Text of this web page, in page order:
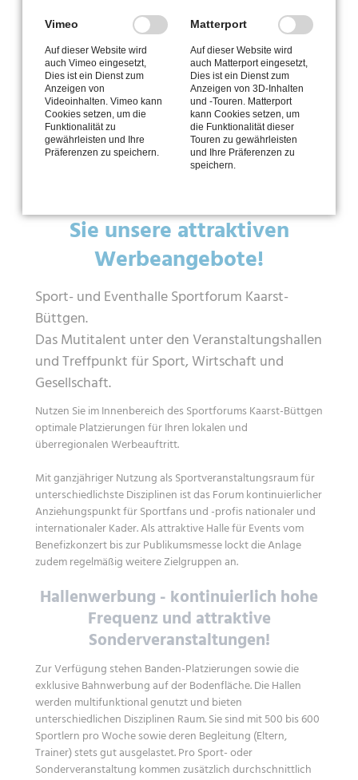
Bitte beachten Sie unsere Nutzungspläne für Bühnen- und
Messeveranstaltungen und die detaillierten Skizzen im
Anhang.
Sie geben Ihnen einen ersten Überblick über Spielfelder,
technische Details und Nutzungsflächen.
Unser Veranstaltungsmanagement berät Sie gern und
stellt Ihnen ein individuelles Angebot zusammen.
Als Sponsor und genießen
Sie unsere attraktiven
Werbeangebote!
Sport- und Eventhalle Sportforum Kaarst-
Büttgen.
Das Mutitalent unter den Veranstaltungshallen
und Treffpunkt für Sport, Wirtschaft und
Gesellschaft.
Nutzen Sie im Innenbereich des Sportforums Kaarst-Büttgen
optimale Platzierungen für Ihren lokalen und
überregionalen Werbeauftritt.
Mit ganzjähriger Nutzung als Sportveranstaltungsraum für
unterschiedlichste Disziplinen ist das Forum kontinuierlicher
Anziehungspunkt für Sportfans und -profis nationaler und
internationaler Kader. Als attraktive Halle für Events vom
Benefizkonzert bis zur Publikumsmesse lockt die Anlage
zudem regelmäßig weitere Zielgruppen an.
Hallenwerbung - kontinuierlich hohe
Frequenz und attraktive
Sonderveranstaltungen!
Zur Verfügung stehen Banden-Platzierungen sowie die
exklusive Bahnwerbung auf der Bodenfläche. Die Hallen
werden multifunktional genutzt und bieten
unterschiedlichen Disziplinen Raum. Sie sind mit 500 bis 600
Sportlern pro Woche sowie deren Begleitung (Eltern,
Trainer) stets gut ausgelastet. Pro Sport- oder
Sonderveranstaltung kommen zusätzlich durchschnittlich
Vimeo
Auf dieser Website wird
auch Vimeo eingesetzt,
Dies ist ein Dienst zum
Anzeigen von
Videoinhalten. Vimeo kann
Cookies setzen, um die
Funktionalität zu
gewährleisten und Ihre
Präferenzen zu speichern.
Matterport
Auf dieser Website wird
auch Matterport eingesetzt,
Dies ist ein Dienst zum
Anzeigen von 3D-Inhalten
und -Touren. Matterport
kann Cookies setzen, um
die Funktionalität dieser
Touren zu gewährleisten
und Ihre Präferenzen zu
speichern.